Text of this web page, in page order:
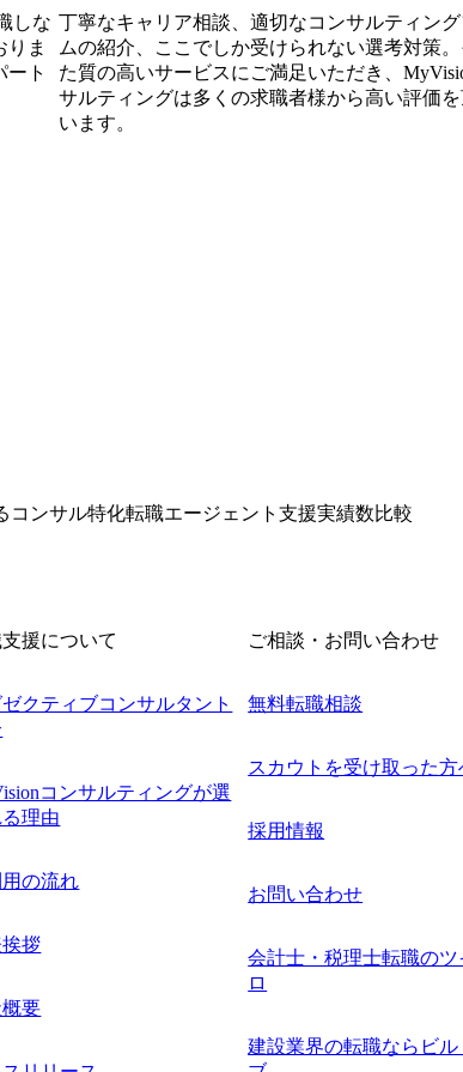
しな
りま
ート
丁寧なキャリア相談、適切なコンサルティン
ムの紹介、ここでしか受けられない選考対策。
た質の高いサービスにご満足いただき、
サルティングは多くの求職者様から高い評価を
います。
コンサル特化転職エージェント支援実績数比較
援について
クティブコンサルタント
コンサルティングが選
理由
用の流れ
拶
要
ご相談・お問い合わせ
無料転職相談
スカウトを受け取った方
採用情報
お問い合わせ
会計士・税理士転職のツ
ロ
建設業界の転職ならビル